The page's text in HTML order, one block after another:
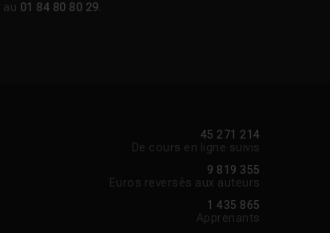
au 01 84 80 80 29.
45 271 214
De cours en ligne suivis
9 819 355
Euros reversés aux auteurs
1 435 865
Apprenants